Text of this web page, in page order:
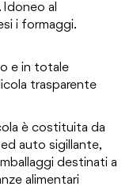
Idoneo al
i formaggi.
e in totale
trasparente
è costituita da
auto sigillante,
destinati a
alimentari